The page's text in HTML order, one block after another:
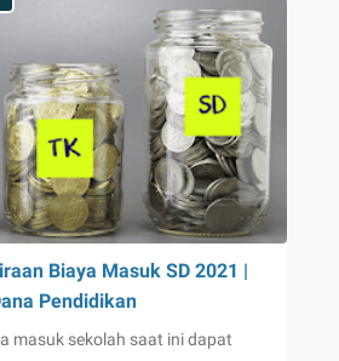
Biaya Masuk SD 2021 |
Pendidikan
masuk sekolah saat ini dapat